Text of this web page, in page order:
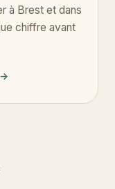
à Brest et dans
chiffre avant